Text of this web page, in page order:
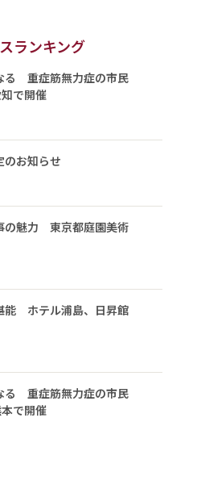
ランキング
る 重症筋無力症の市民
で開催
のお知らせ
の魅力 東京都庭園美術
能 ホテル浦島、日昇館
る 重症筋無力症の市民
で開催